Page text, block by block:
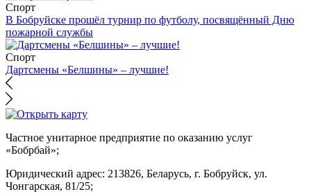
Спорт
В Бобруйске прошёл турнир по футболу, посвящённый Дню
пожарной службы
Спорт
Дартсмены «Белшины» – лучшие!
Частное унитарное предприятие по оказанию услуг
«Бобрбай»;
Юридический адрес: 213826, Беларусь, г. Бобруйск, ул.
Чонгарская, 81/25;